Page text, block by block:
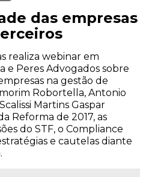
das empresas
realiza webinar em
e Peres Advogados sobre
na gestão de
Robortella, Antonio
Martins Gaspar
Reforma de 2017, as
do STF, o Compliance
e cautelas diante